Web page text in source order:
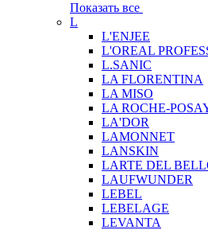
Показать все
L
L'ENJEE
L'OREAL
L.SANIC
LA FLORENTINA
LA MISO
LA ROCHE-
LA'DOR
LAMONNET
LANSKIN
LARTE DEL
LAUFWUNDER
LEBEL
LEBELAGE
LEVANTA